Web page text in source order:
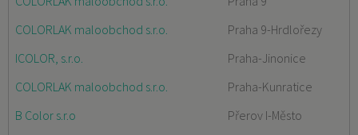
COLORLAK maloobchod s.r.o.
Praha 9-Hrdlořezy
ICOLOR, s.r.o.
Praha-Jinonice
COLORLAK maloobchod s.r.o.
Praha-Kunratice
B Color s.r.o
Přerov I-Město